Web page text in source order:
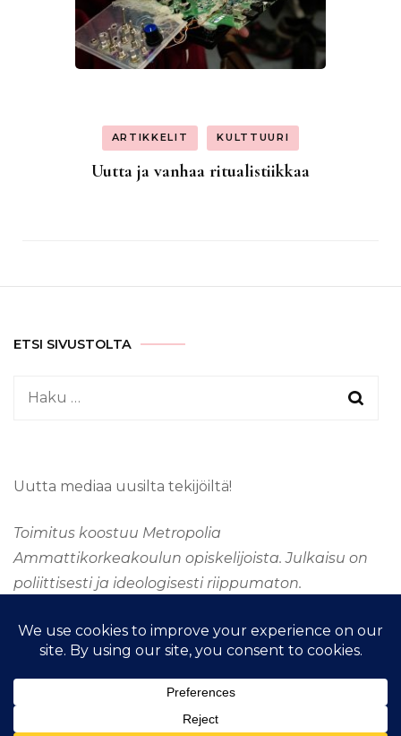
ARTIKKELIT KULTTUURI
Uutta ja vanhaa ritualistiikkaa
ETSI SIVUSTOLTA
Haku:
Uutta mediaa uusilta tekijöiltä!
Toimitus koostuu Metropolia
Ammattikorkeakoulun opiskelijoista. Julkaisu on
poliittisesti ja ideologisesti riippumaton.
&kopio; Tekijänoikeus 2026TAAJUUSMEDIA